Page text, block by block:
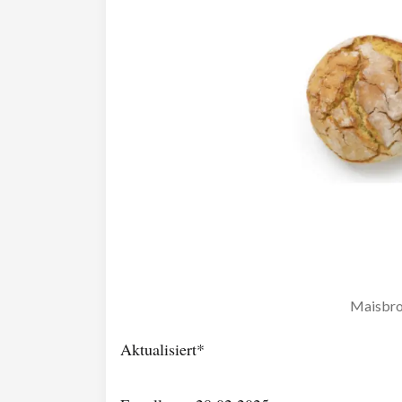
Aktualisiert*